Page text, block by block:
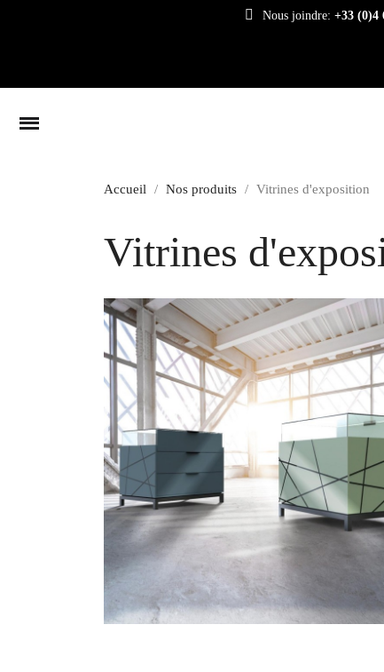
Nous joindre: +33 (0)4
Accueil Nos produits Vitrines d'exposition
Vitrines